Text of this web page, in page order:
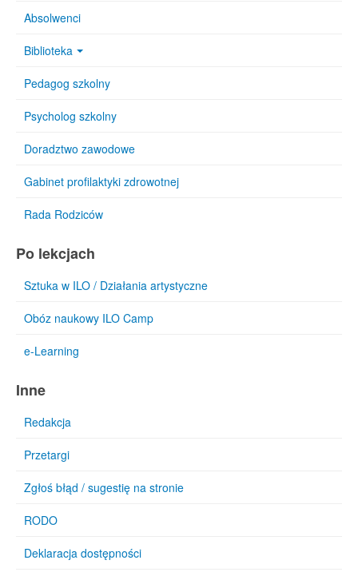
Absolwenci
Biblioteka
Pedagog szkolny
Psycholog szkolny
Doradztwo zawodowe
Gabinet profilaktyki zdrowotnej
Rada Rodziców
Po lekcjach
Sztuka w ILO / Działania artystyczne
Obóz naukowy ILO Camp
e-Learning
Inne
Redakcja
Przetargi
Zgłoś błąd / sugestię na stronie
RODO
Deklaracja dostępności